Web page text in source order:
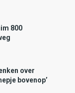
800
over
bovenop’